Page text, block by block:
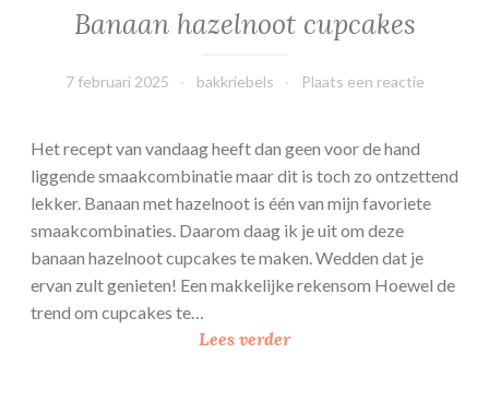
Banaan hazelnoot cupcakes
7 februari 2025 bakkriebels Plaats een reactie
Het recept van vandaag heeft dan geen voor de hand
liggende smaakcombinatie maar dit is toch zo ontzettend
lekker. Banaan met hazelnoot is één van mijn favoriete
smaakcombinaties. Daarom daag ik je uit om deze
banaan hazelnoot cupcakes te maken. Wedden dat je
ervan zult genieten! Een makkelijke rekensom Hoewel de
trend om cupcakes te…
Lees verderB